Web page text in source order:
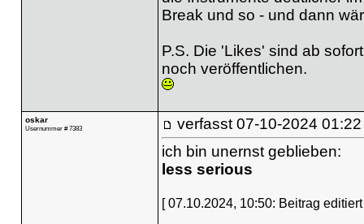
Break und so - und dann
P.S. Die 'Likes' sind ab
noch veröffentlichen.
oskar
Usernummer # 7383 verfasst 07-10-2024 01:22
ich bin unernst geblieben:
less serious
[ 07.10.2024, 10:50: Beitrag